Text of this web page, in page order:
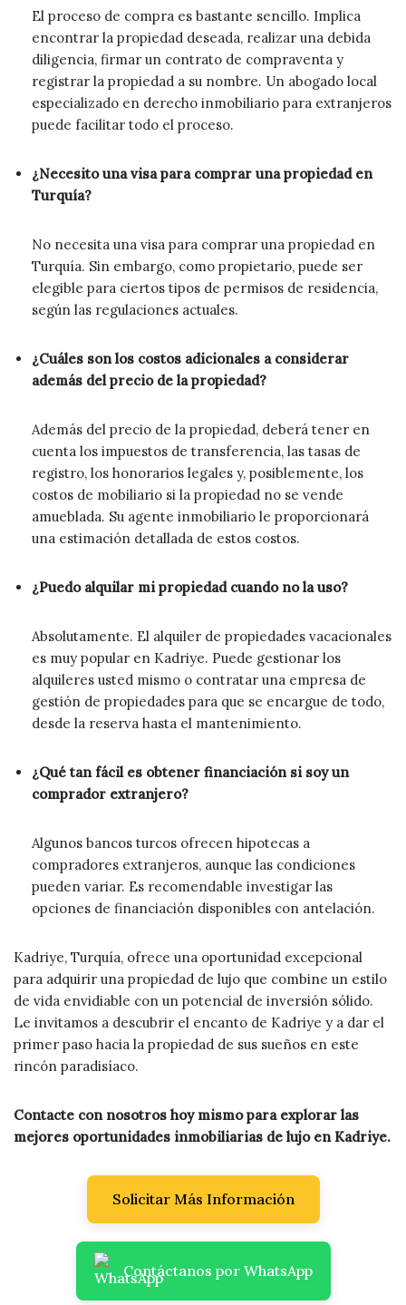
El proceso de compra es bastante sencillo. Implica
encontrar la propiedad deseada, realizar una debida
diligencia, firmar un contrato de compraventa y
registrar la propiedad a su nombre. Un abogado local
especializado en derecho inmobiliario para extranjeros
puede facilitar todo el proceso.
¿Necesito una visa para comprar una propiedad en
Turquía?
No necesita una visa para comprar una propiedad en
Turquía. Sin embargo, como propietario, puede ser
elegible para ciertos tipos de permisos de residencia,
según las regulaciones actuales.
¿Cuáles son los costos adicionales a considerar
además del precio de la propiedad?
Además del precio de la propiedad, deberá tener en
cuenta los impuestos de transferencia, las tasas de
registro, los honorarios legales y, posiblemente, los
costos de mobiliario si la propiedad no se vende
amueblada. Su agente inmobiliario le proporcionará
una estimación detallada de estos costos.
¿Puedo alquilar mi propiedad cuando no la uso?
Absolutamente. El alquiler de propiedades vacacionales
es muy popular en Kadriye. Puede gestionar los
alquileres usted mismo o contratar una empresa de
gestión de propiedades para que se encargue de todo,
desde la reserva hasta el mantenimiento.
¿Qué tan fácil es obtener financiación si soy un
comprador extranjero?
Algunos bancos turcos ofrecen hipotecas a
compradores extranjeros, aunque las condiciones
pueden variar. Es recomendable investigar las
opciones de financiación disponibles con antelación.
Kadriye, Turquía, ofrece una oportunidad excepcional
para adquirir una propiedad de lujo que combine un estilo
de vida envidiable con un potencial de inversión sólido.
Le invitamos a descubrir el encanto de Kadriye y a dar el
primer paso hacia la propiedad de sus sueños en este
rincón paradisíaco.
Contacte con nosotros hoy mismo para explorar las
mejores oportunidades inmobiliarias de lujo en Kadriye.
Solicitar Más Información
Contáctanos por WhatsApp